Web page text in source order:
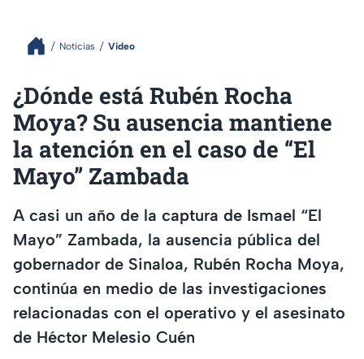
Noticias Video
¿Dónde está Rubén Rocha
Moya? Su ausencia mantiene
la atención en el caso de “El
Mayo” Zambada
A casi un año de la captura de Ismael “El
Mayo” Zambada, la ausencia pública del
gobernador de Sinaloa, Rubén Rocha Moya,
continúa en medio de las investigaciones
relacionadas con el operativo y el asesinato
de Héctor Melesio Cuén